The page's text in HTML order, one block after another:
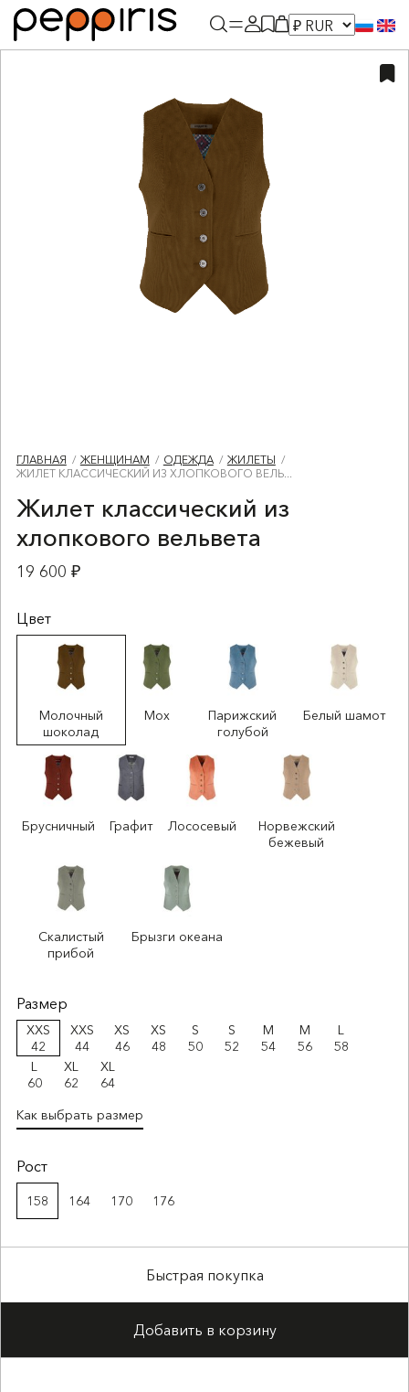
ГЛАВНАЯ ЖЕНЩИНАМ ОДЕЖДА
ЖИЛЕТЫ
ЖИЛЕТ КЛАССИЧЕСКИЙ ИЗ ХЛОПКОВОГО ВЕЛЬ...
Жилет классический из
хлопкового вельвета
19 600 ₽
Цвет
Молочный
шоколад
Мох
Парижский
голубой
Белый шамот
Брусничный Графит Лососевый
Норвежский
бежевый
Скалистый
прибой
Брызги океана
Размер
XXS
42
XXS
44
XS
46
XS
48
S
50
S
52
M
54
M
56
L
58
L
60
XL
62
XL
64
Как выбрать размер
Рост
158 164 170 176
Быстрая покупка
Добавить в корзину